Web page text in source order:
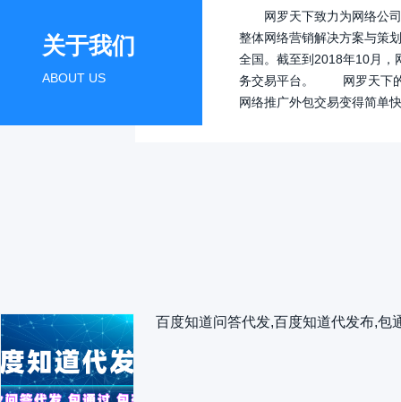
关于我们
ABOUT US
网罗天下致力为网络公司
整体网络营销解决方案与策
全国。截至到2018年10月，
务交易平台。 网罗天下的
网络推广外包交易变得简单